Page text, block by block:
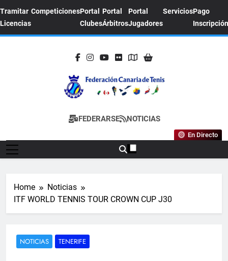
Tramitar
Licencias
CompeticionesPortal
Clubes
Portal
Árbitros
Portal
Jugadores
ServiciosPago
Inscripción
FEDERACION
CANARIA DE
TENIS
Sitio Oficial De La Federación Canaria De
FEDERARSE NOTICIAS
En Directo
Home
Noticias
ITF WORLD TENNIS TOUR CROWN CUP J30
NOTICIAS TENERIFE